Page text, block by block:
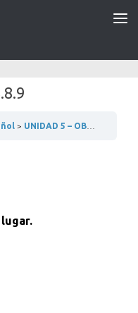
UNIDAD 5 – OBJETOS Y ACCIONES COTIDIANAS